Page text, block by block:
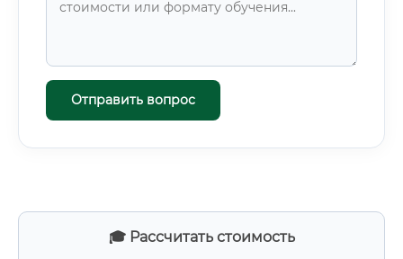
🎓 Рассчитать стоимость
Отправить вопрос